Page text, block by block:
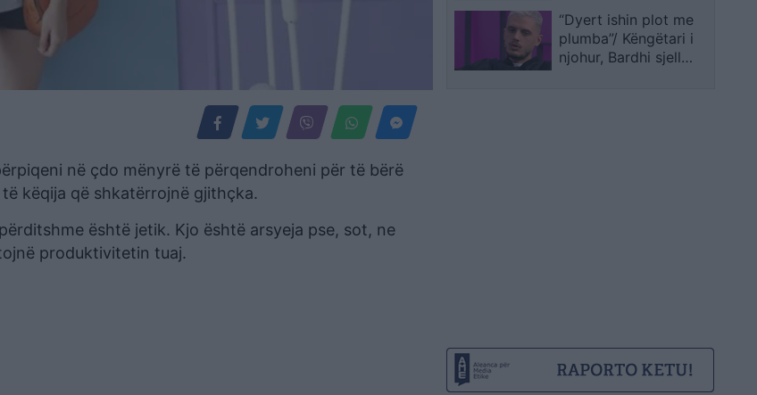
në çdo mënyrë të përqendroheni për të bërë
këqija që shkatërrojnë gjithçka.
është jetik. Kjo është arsyeja pse, sot, ne
produktivitetin tuaj.
komerciale
“Dyert ishin plot me
plumba”/ Këngëtari i
njohur, Bardhi sjell